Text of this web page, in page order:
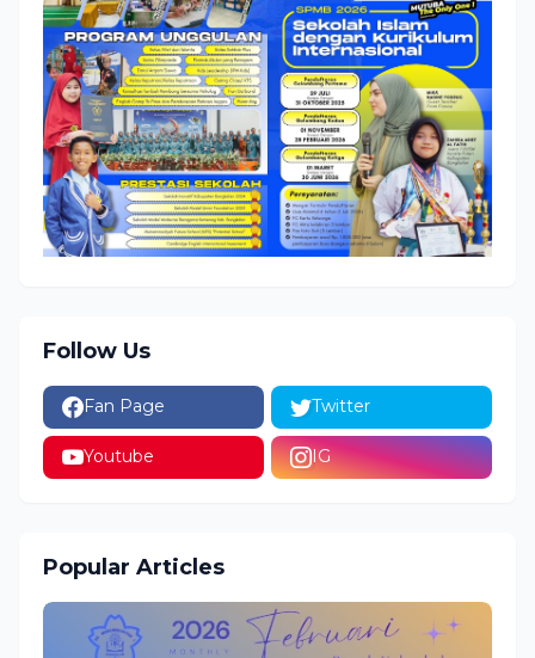
Follow Us
Fan Page Twitter
Youtube IG
Popular Articles